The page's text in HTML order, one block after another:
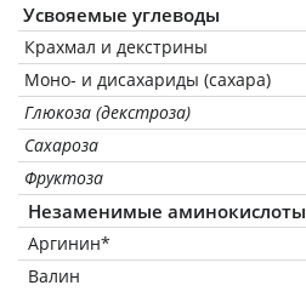
Усвояемые углеводы
Крахмал и декстрины
Моно- и дисахариды (сахара)
Глюкоза (декстроза)
Сахароза
Фруктоза
Незаменимые аминокислоты
Аргинин*
Валин